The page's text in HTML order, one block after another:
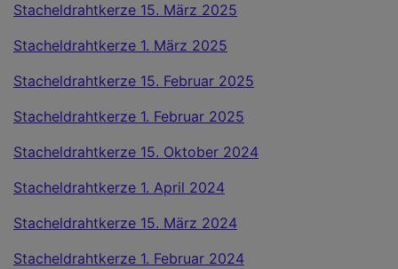
Stacheldrahtkerze 15. März 2025
Stacheldrahtkerze 1. März 2025
Stacheldrahtkerze 15. Februar 2025
Stacheldrahtkerze 1. Februar 2025
Stacheldrahtkerze 15. Oktober 2024
Stacheldrahtkerze 1. April 2024
Stacheldrahtkerze 15. März 2024
Stacheldrahtkerze 1. Februar 2024